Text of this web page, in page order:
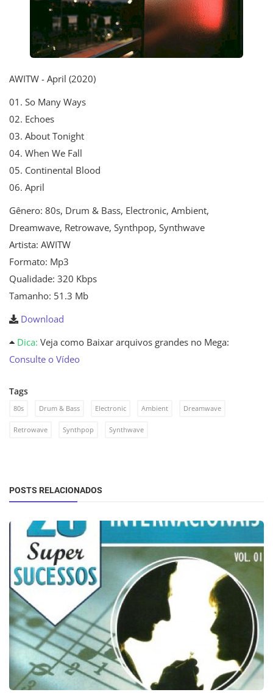
AWITW - April (2020)
01. So Many Ways
02. Echoes
03. About Tonight
04. When We Fall
05. Continental Blood
06. April
Gênero: 80s, Drum & Bass, Electronic, Ambient,
Dreamwave, Retrowave, Synthpop, Synthwave
Artista: AWITW
Formato: Mp3
Qualidade: 320 Kbps
Tamanho: 51.3 Mb
Download
Dica: Veja como Baixar arquivos grandes no Mega:
Consulte o Vídeo
Tags
80s Drum & Bass Electronic Ambient Dreamwave
Retrowave Synthpop Synthwave
POSTS RELACIONADOS